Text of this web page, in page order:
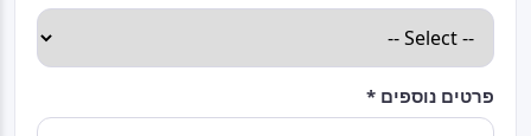
פרטים נוספים *